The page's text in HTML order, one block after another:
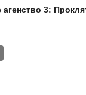
агенство 3: